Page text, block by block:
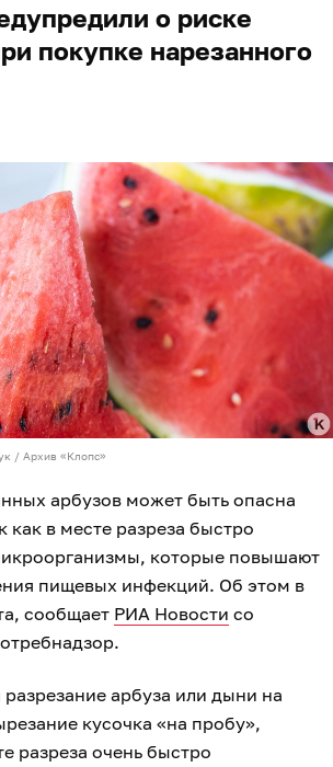
о риске
покупке нарезанного
/ Архив «Клопс»
арбузов может быть опасна
как в месте разреза быстро
которые повышают
пищевых инфекций. Об этом в
сообщает РИА Новости со
арбуза или дыни на
кусочка «на пробу»,
разреза очень быстро